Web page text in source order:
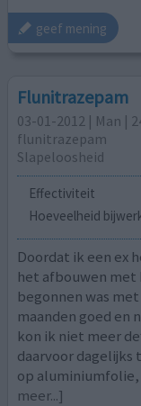
geef mening
Flunitrazepam
03-01-2012 | Man |
flunitrazepam
Slapeloosheid
Effectiviteit
Hoeveelheid
Doordat ik een ex
het afbouwen met
begonnen was
maanden goed en
kon ik niet meer
daarvoor dagelijks
op aluminiumfolie,
meer...]